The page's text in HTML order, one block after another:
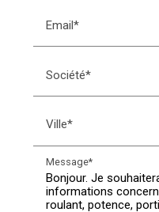
Email*
Société*
Ville*
Message*